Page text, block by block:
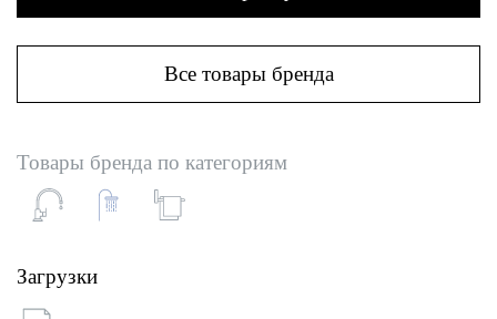
Все товары бренда
Товары бренда по категориям
Загрузки